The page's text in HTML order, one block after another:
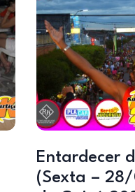
Entardecer
(Sexta –